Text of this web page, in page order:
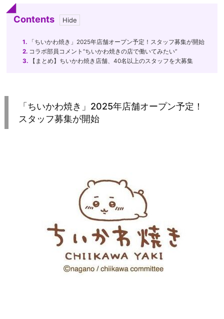
Contents
1. 「ちいかわ焼き」2025年店舗オープン予定！スタッフ募集が開始
2. コラボ部員コメント”ちいかわ焼きの店で働いてみたい”
3. 【まとめ】ちいかわ焼き店舗、40名以上のスタッフを大募集
「ちいかわ焼き」2025年店舗オープン予定！
スタッフ募集が開始